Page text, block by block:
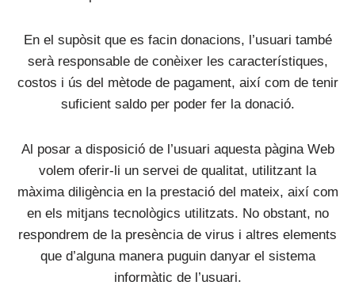
En el supòsit que es facin donacions, l’usuari també
serà responsable de conèixer les característiques,
costos i ús del mètode de pagament, així com de tenir
suficient saldo per poder fer la donació.
Al posar a disposició de l’usuari aquesta pàgina Web
volem oferir-li un servei de qualitat, utilitzant la
màxima diligència en la prestació del mateix, així com
en els mitjans tecnològics utilitzats. No obstant, no
respondrem de la presència de virus i altres elements
que d’alguna manera puguin danyar el sistema
informàtic de l’usuari.